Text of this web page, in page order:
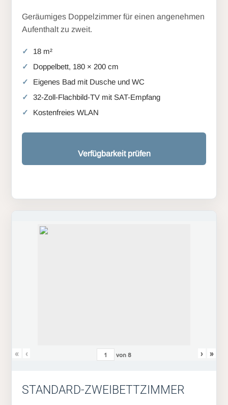
Geräumiges Doppelzimmer für einen angenehmen
Aufenthalt zu zweit.
18 m²
Doppelbett, 180 × 200 cm
Eigenes Bad mit Dusche und WC
32-Zoll-Flachbild-TV mit SAT-Empfang
Kostenfreies WLAN
Verfügbarkeit prüfen
« ‹ von8 › »
STANDARD-ZWEIBETTZIMMER